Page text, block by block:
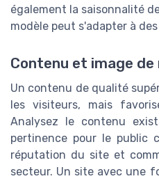
également la saisonnalité
modèle peut s'adapter à
Contenu et image de
Un contenu de qualité
les visiteurs, mais
Analysez le contenu
pertinence pour le public
réputation du site et
secteur. Un site avec une